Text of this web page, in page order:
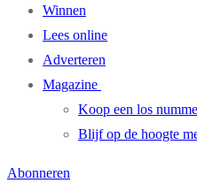
Winnen
Lees online
Adverteren
Magazine
Koop een los
Blijf op de hoogte
Abonneren